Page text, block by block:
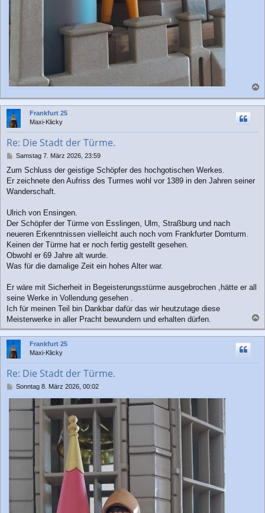
a
c
Frankfurt 25
Maxi-Klicky
Re: Die Stadt der Türme.
B
i
t
r
g
Samstag 7. März 2026, 23:59
Zum Schluss der geistige Schöpfer des hochgotischen Werkes.
Er zeichnete den Aufriss des Turmes wohl vor 1389 in den Jahren seiner
Wanderschaft.
Ulrich von Ensingen.
Der Schöpfer der Türme von Esslingen, Ulm, Straßburg und nach
neueren Erkenntnissen vielleicht auch noch vom Frankfurter Domturm.
Keinen der Türme hat er noch fertig gestellt gesehen.
Obwohl er 69 Jahre alt wurde.
Was für die damalige Zeit ein hohes Alter war.
Er wäre mit Sicherheit in Begeisterungsstürme ausgebrochen ,hätte er all
seine Werke in Vollendung gesehen .
Ich für meinen Teil bin Dankbar dafür das wir heutzutage diese
Meisterwerke in aller Pracht bewundern und erhalten dürfen.
a
c
Frankfurt 25
Maxi-Klicky
Re: Die Stadt der Türme.
B
t
a
Sonntag 8. März 2026, 00:02